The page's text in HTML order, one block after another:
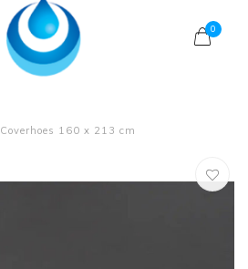
0
Coverhoes 160 x 213 cm